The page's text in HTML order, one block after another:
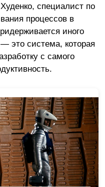
специалист по
процессов в
иного
это система, которая
с самого